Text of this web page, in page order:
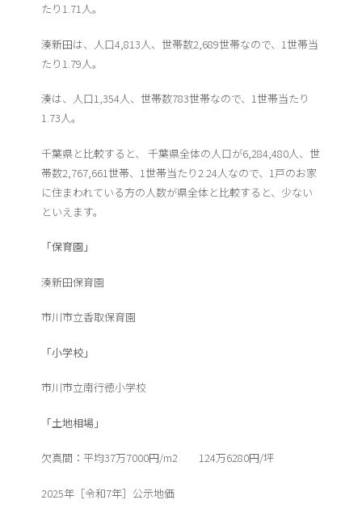
たり1.71人。
湊新田は、人口4,813人、世帯数2,689世帯なので、1世帯当
たり1.79人。
湊は、人口1,354人、世帯数783世帯なので、1世帯当たり
1.73人。
千葉県と比較すると、 千葉県全体の人口が6,284,480人、世
帯数2,767,661世帯、1世帯当たり2.24人なので、1戸のお家
に住まわれている方の人数が県全体と比較すると、少ない
といえます。
「保育園」
湊新田保育園
市川市立香取保育園
「小学校」
市川市立南行徳小学校
「土地相場」
欠真間：平均37万7000円/m2 124万6280円/坪
2025年［令和7年］公示地価